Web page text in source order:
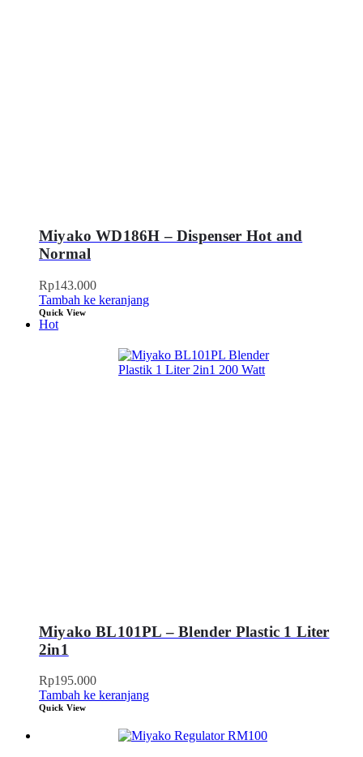
Miyako WD186H – Dispenser Hot and
Normal
Rp143.000
Tambah ke keranjang
Quick View
Hot
Miyako BL101PL – Blender Plastic 1 Liter
2in1
Rp195.000
Tambah ke keranjang
Quick View